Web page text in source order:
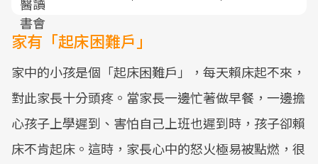
家有「起床困難戶」
家中的小孩是個「起床困難戶」，每天賴床起不來，
對此家長十分頭疼。當家長一邊忙著做早餐，一邊擔
心孩子上學遲到、害怕自己上班也遲到時，孩子卻賴
床不肯起床。這時，家長心中的怒火極易被點燃，很